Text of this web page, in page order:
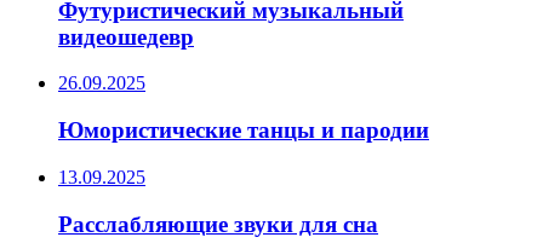
Футуристический музыкальный
видеошедевр
26.09.2025
Юмористические танцы и пародии
13.09.2025
Расслабляющие звуки для сна